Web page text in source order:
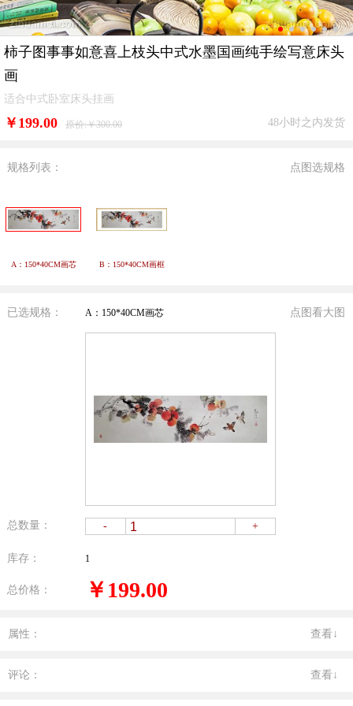
柿子图事事如意喜上枝头中式水墨国画纯手绘写意床头
画
适合中式卧室床头挂画
￥ 199.00 原价:￥300.00 48小时之内发货
规格列表： 点图选规格
A：150*40CM画芯 B：150*40CM画框
已选规格： A：150*40CM画芯 点图看大图
总数量： - +
库存： 1
总价格： ￥199.00
属性： 查看↓
评论： 查看↓